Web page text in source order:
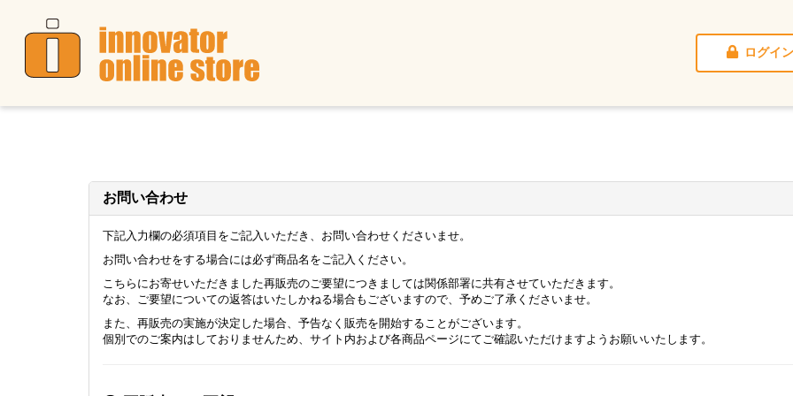
ログイン
お問い合わせ
下記入力欄の必須項目をご記入いただき、お問い合わせくださいませ。
お問い合わせをする場合には必ず商品名をご記入ください。
こちらにお寄せいただきました再販売のご要望につきましては関係部署に共有させていただきます。
なお、ご要望についての返答はいたしかねる場合もございますので、予めご了承くださいませ。
また、再販売の実施が決定した場合、予告なく販売を開始することがございます。
個別でのご案内はしておりませんため、サイト内および各商品ページにてご確認いただけますようお願いいたします。